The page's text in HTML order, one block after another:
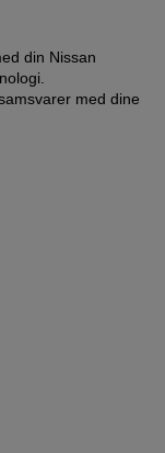
din Nissan
med dine